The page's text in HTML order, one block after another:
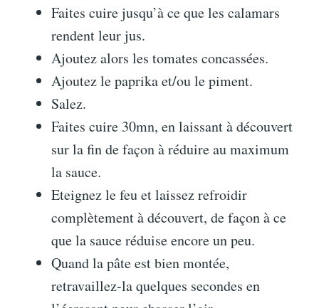
Faites cuire jusqu’à ce que les calamars
rendent leur jus.
Ajoutez alors les tomates concassées.
Ajoutez le paprika et/ou le piment.
Salez.
Faites cuire 30mn, en laissant à découvert
sur la fin de façon à réduire au maximum
la sauce.
Eteignez le feu et laissez refroidir
complètement à découvert, de façon à ce
que la sauce réduise encore un peu.
Quand la pâte est bien montée,
retravaillez-la quelques secondes en